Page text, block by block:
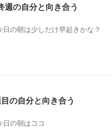
週の自分と向き合う
の朝は少しだけ早起きかな？
の自分と向き合う
の朝はココ